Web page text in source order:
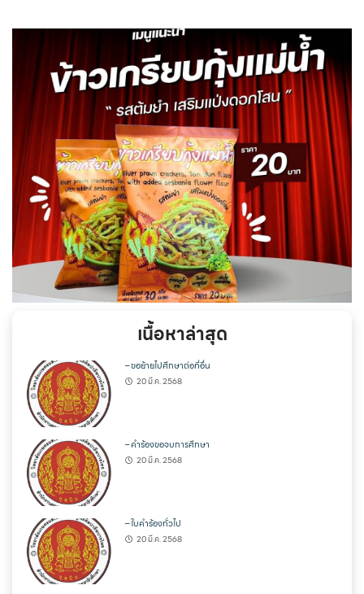
เนื้อหาล่าสุด
– ขอย้ายไปศึกษาต่อที่อื่น
20 มี.ค. 2568
– คำร้องขอจบการศึกษา
20 มี.ค. 2568
– ใบคำร้องทั่วไป
20 มี.ค. 2568